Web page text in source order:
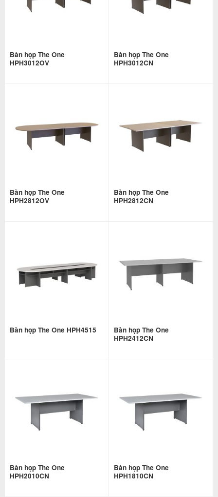
Bàn họp The One
HPH3012OV
Bàn họp The One
HPH3012CN
Bàn họp The One
HPH2812OV
Bàn họp The One
HPH2812CN
Bàn họp The One HPH4515
Bàn họp The One
HPH2412CN
Bàn họp The One
HPH2010CN
Bàn họp The One
HPH1810CN